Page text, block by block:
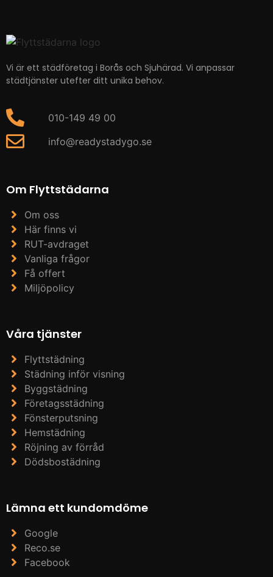
Vi är ett städföretag i Borås och Sjuhärad. Vi anpassar
städtjänster utefter ditt unika behov.
010-149 49 00
info@readystadygo.se
Om Flyttstädarna
Om oss
Här finns vi
RUT-avdraget
Vanliga frågor
Få offert
Miljöpolicy
Våra tjänster
Flyttstädning
Städning inför visning
Byggstädning
Företagsstädning
Fönsterputsning
Hemstädning
Röjning av förråd
Dödsbostädning
Lämna ett kundomdöme
Google
Reco.se
Facebook